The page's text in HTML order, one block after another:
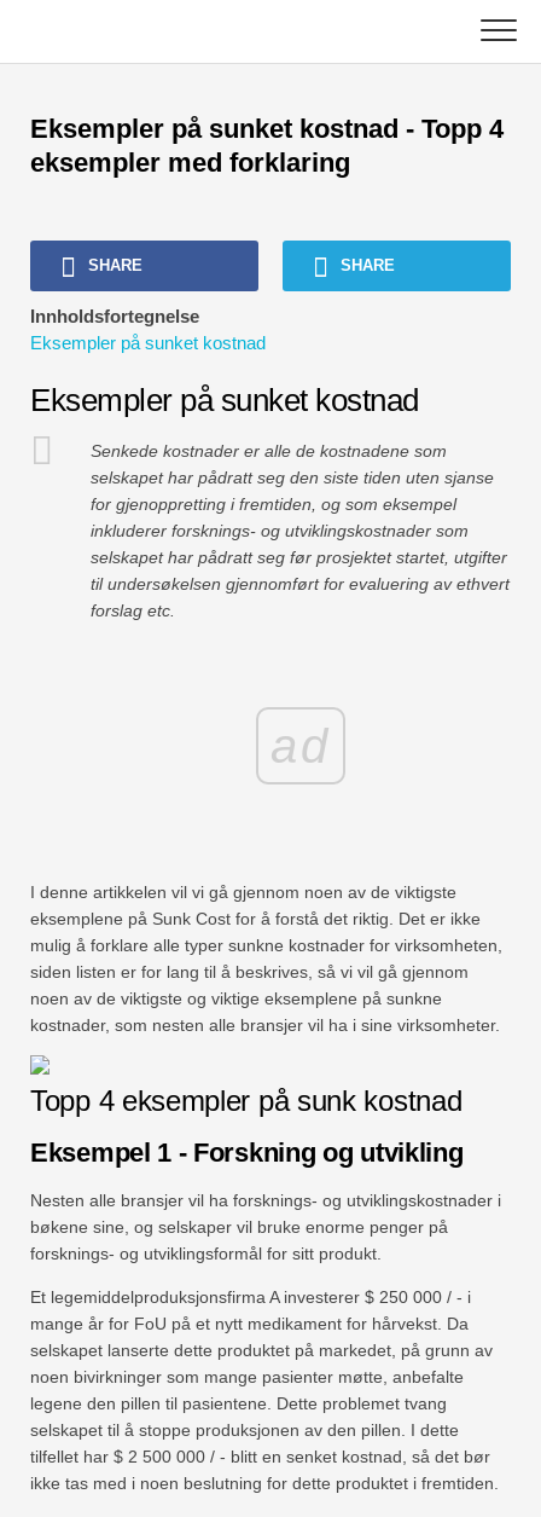
content
Regnskapsopplæring
Excel, VBA og Power BI
Investment Banking Tutorials
Topp bøker
Finans karriereveiledninger
Ressurser for økonomisertifisering
Økonomiske modelleringsveiledninger
Fullstendig format
Eksempler på sunket kostnad - Topp 4
eksempler med forklaring
SHARE SHARE
Innholdsfortegnelse
Eksempler på sunket kostnad
Eksempler på sunket kostnad
Senkede kostnader er alle de kostnadene som
selskapet har pådratt seg den siste tiden uten sjanse
for gjenoppretting i fremtiden, og som eksempel
inkluderer forsknings- og utviklingskostnader som
selskapet har pådratt seg før prosjektet startet, utgifter
til undersøkelsen gjennomført for evaluering av ethvert
forslag etc.
ad
I denne artikkelen vil vi gå gjennom noen av de viktigste
eksemplene på Sunk Cost for å forstå det riktig. Det er ikke
mulig å forklare alle typer sunkne kostnader for virksomheten,
siden listen er for lang til å beskrives, så vi vil gå gjennom
noen av de viktigste og viktige eksemplene på sunkne
kostnader, som nesten alle bransjer vil ha i sine virksomheter.
Topp 4 eksempler på sunk kostnad
Eksempel 1 - Forskning og utvikling
Nesten alle bransjer vil ha forsknings- og utviklingskostnader i
bøkene sine, og selskaper vil bruke enorme penger på
forsknings- og utviklingsformål for sitt produkt.
Et legemiddelproduksjonsfirma A investerer $ 250 000 / - i
mange år for FoU på et nytt medikament for hårvekst. Da
selskapet lanserte dette produktet på markedet, på grunn av
noen bivirkninger som mange pasienter møtte, anbefalte
legene den pillen til pasientene. Dette problemet tvang
selskapet til å stoppe produksjonen av den pillen. I dette
tilfellet har $ 2 500 000 / - blitt en senket kostnad, så det bør
ikke tas med i noen beslutning for dette produktet i fremtiden.